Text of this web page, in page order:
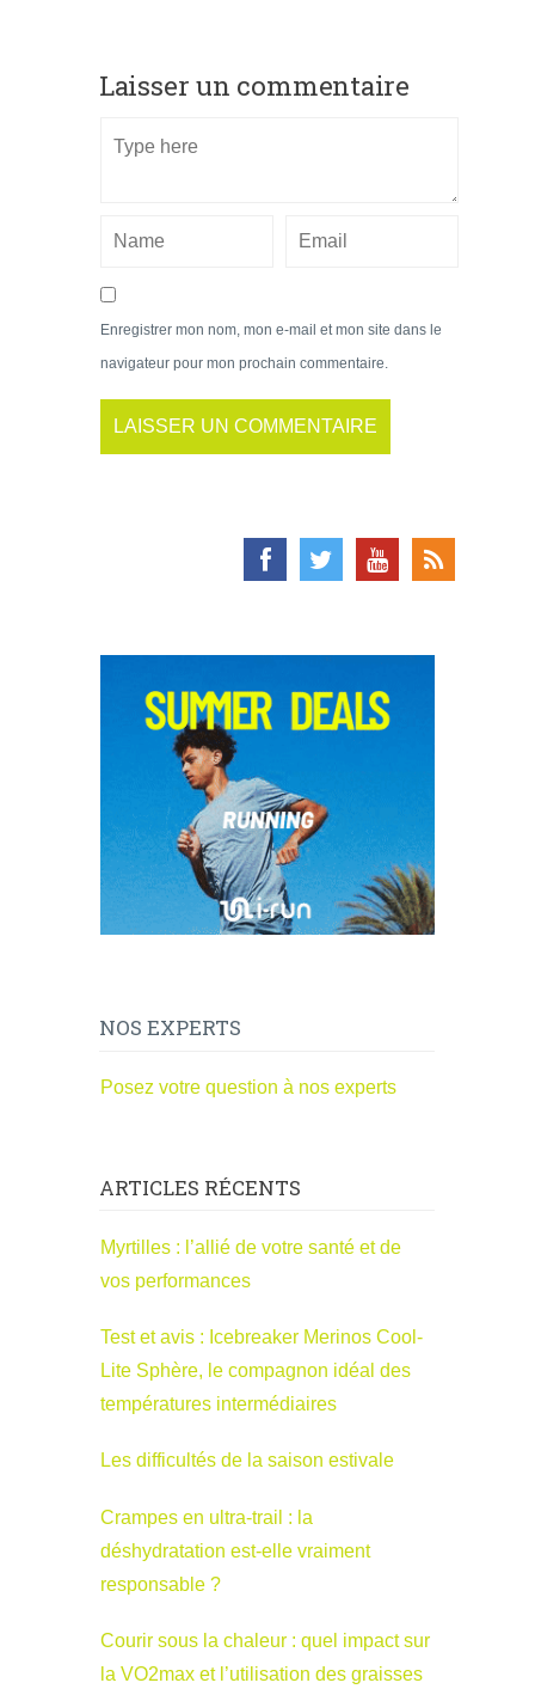
Laisser un commentaire
Enregistrer mon nom, mon e-mail et mon site dans le
navigateur pour mon prochain commentaire.
NOS EXPERTS
Posez votre question à nos experts
ARTICLES RÉCENTS
Myrtilles : l’allié de votre santé et de
vos performances
Test et avis : Icebreaker Merinos Cool-
Lite Sphère, le compagnon idéal des
températures intermédiaires
Les difficultés de la saison estivale
Crampes en ultra-trail : la
déshydratation est-elle vraiment
responsable ?
Courir sous la chaleur : quel impact sur
la VO2max et l’utilisation des graisses